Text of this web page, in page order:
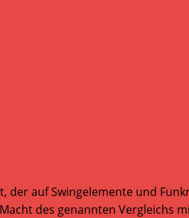
der auf Swingelemente und
des genannten Vergleichs